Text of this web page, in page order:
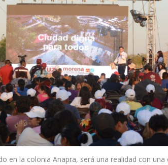
en la colonia Anapra, será una realidad con